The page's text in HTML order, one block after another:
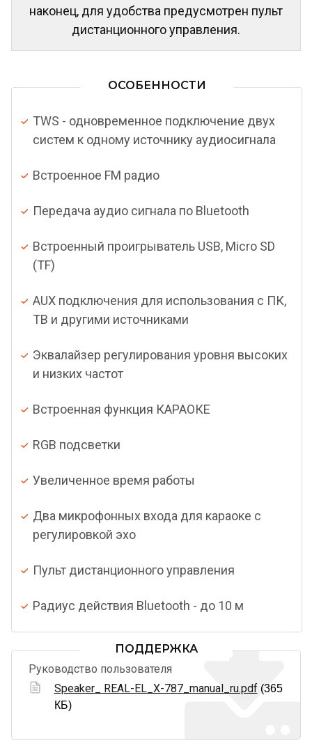
наконец, для удобства предусмотрен пульт
дистанционного управления.
ОСОБЕННОСТИ
TWS - одновременное подключение двух
систем к одному источнику аудиосигнала
Встроенное FM радио
Передача аудио сигнала по Bluetooth
Встроенный проигрыватель USB, Micro SD
(TF)
AUX подключения для использования с ПК,
ТВ и другими источниками
Эквалайзер регулирования уровня высоких
и низких частот
Встроенная функция КАРАОКЕ
RGB подсветки
Увеличенное время работы
Два микрофонных входа для караоке с
регулировкой эхо
Пульт дистанционного управления
Радиус действия Bluetooth - до 10 м
ПОДДЕРЖКА
Руководство пользователя
Speaker_ REAL-EL_X-787_manual_ru.pdf (365
КБ)